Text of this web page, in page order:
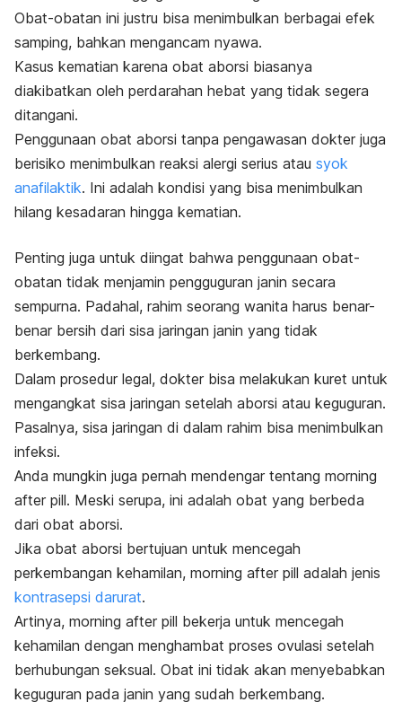
Obat-obatan ini justru bisa menimbulkan berbagai efek
samping, bahkan mengancam nyawa.
Kasus kematian karena obat aborsi biasanya
diakibatkan oleh perdarahan hebat yang tidak segera
ditangani.
Penggunaan obat aborsi tanpa pengawasan dokter juga
berisiko menimbulkan reaksi alergi serius atau syok
anafilaktik. Ini adalah kondisi yang bisa menimbulkan
hilang kesadaran hingga kematian.
Penting juga untuk diingat bahwa penggunaan obat-
obatan tidak menjamin pengguguran janin secara
sempurna. Padahal, rahim seorang wanita harus benar-
benar bersih dari sisa jaringan janin yang tidak
berkembang.
Dalam prosedur legal, dokter bisa melakukan kuret untuk
mengangkat sisa jaringan setelah aborsi atau keguguran.
Pasalnya, sisa jaringan di dalam rahim bisa menimbulkan
infeksi.
Anda mungkin juga pernah mendengar tentang morning
after pill. Meski serupa, ini adalah obat yang berbeda
dari obat aborsi.
Jika obat aborsi bertujuan untuk mencegah
perkembangan kehamilan, morning after pill adalah jenis
kontrasepsi darurat.
Artinya, morning after pill bekerja untuk mencegah
kehamilan dengan menghambat proses ovulasi setelah
berhubungan seksual. Obat ini tidak akan menyebabkan
keguguran pada janin yang sudah berkembang.